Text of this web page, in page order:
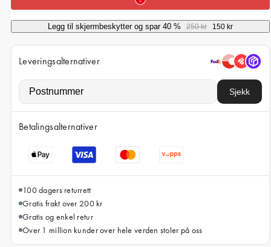
iPhone 15
iPhone 14 Pro
iPhone 14
iPhone 13 Pro
iPhone 13
Alle telefonmodeller
Legg til skjermbeskytter og spar 40 % 250 kr 150 kr
Leveringsalternativer
Sjekk
Betalingsalternativer
100 dagers returrett
Gratis frakt over 200 kr
Gratis og enkel retur
Over 1 million kunder over hele verden stoler på oss